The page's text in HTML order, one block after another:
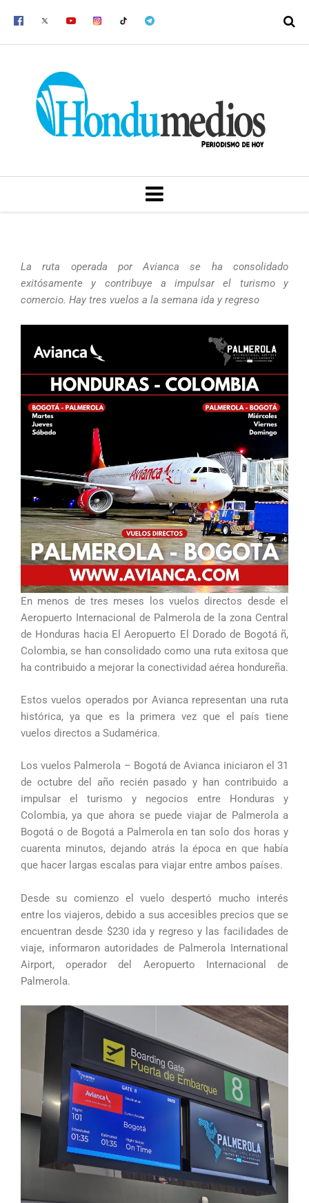
MENU
La ruta operada por Avianca se ha consolidado
exitósamente y contribuye a impulsar el turismo y
comercio. Hay tres vuelos a la semana ida y regreso
En menos de tres meses los vuelos directos desde el
Aeropuerto Internacional de Palmerola de la zona Central
de Honduras hacia El Aeropuerto El Dorado de Bogotá ñ,
Colombia, se han consolidado como una ruta exitosa que
ha contribuido a mejorar la conectividad aérea hondureña.
Estos vuelos operados por Avianca representan una ruta
histórica, ya que es la primera vez que el país tiene
vuelos directos a Sudamérica.
Los vuelos Palmerola – Bogotá de Avianca iniciaron el 31
de octubre del año recién pasado y han contribuido a
impulsar el turismo y negocios entre Honduras y
Colombia, ya que ahora se puede viajar de Palmerola a
Bogotá o de Bogotá a Palmerola en tan solo dos horas y
cuarenta minutos, dejando atrás la época en que había
que hacer largas escalas para viajar entre ambos países.
Desde su comienzo el vuelo despertó mucho interés
entre los viajeros, debido a sus accesibles precios que se
encuentran desde $230 ida y regreso y las facilidades de
viaje, informaron autoridades de Palmerola International
Airport, operador del Aeropuerto Internacional de
Palmerola.